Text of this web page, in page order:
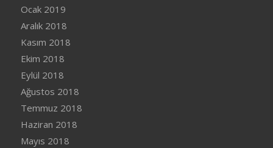
Ocak 2019
Aralık 2018
Kasım 2018
Ekim 2018
Eylül 2018
Ağustos 2018
Temmuz 2018
Haziran 2018
Mayıs 2018